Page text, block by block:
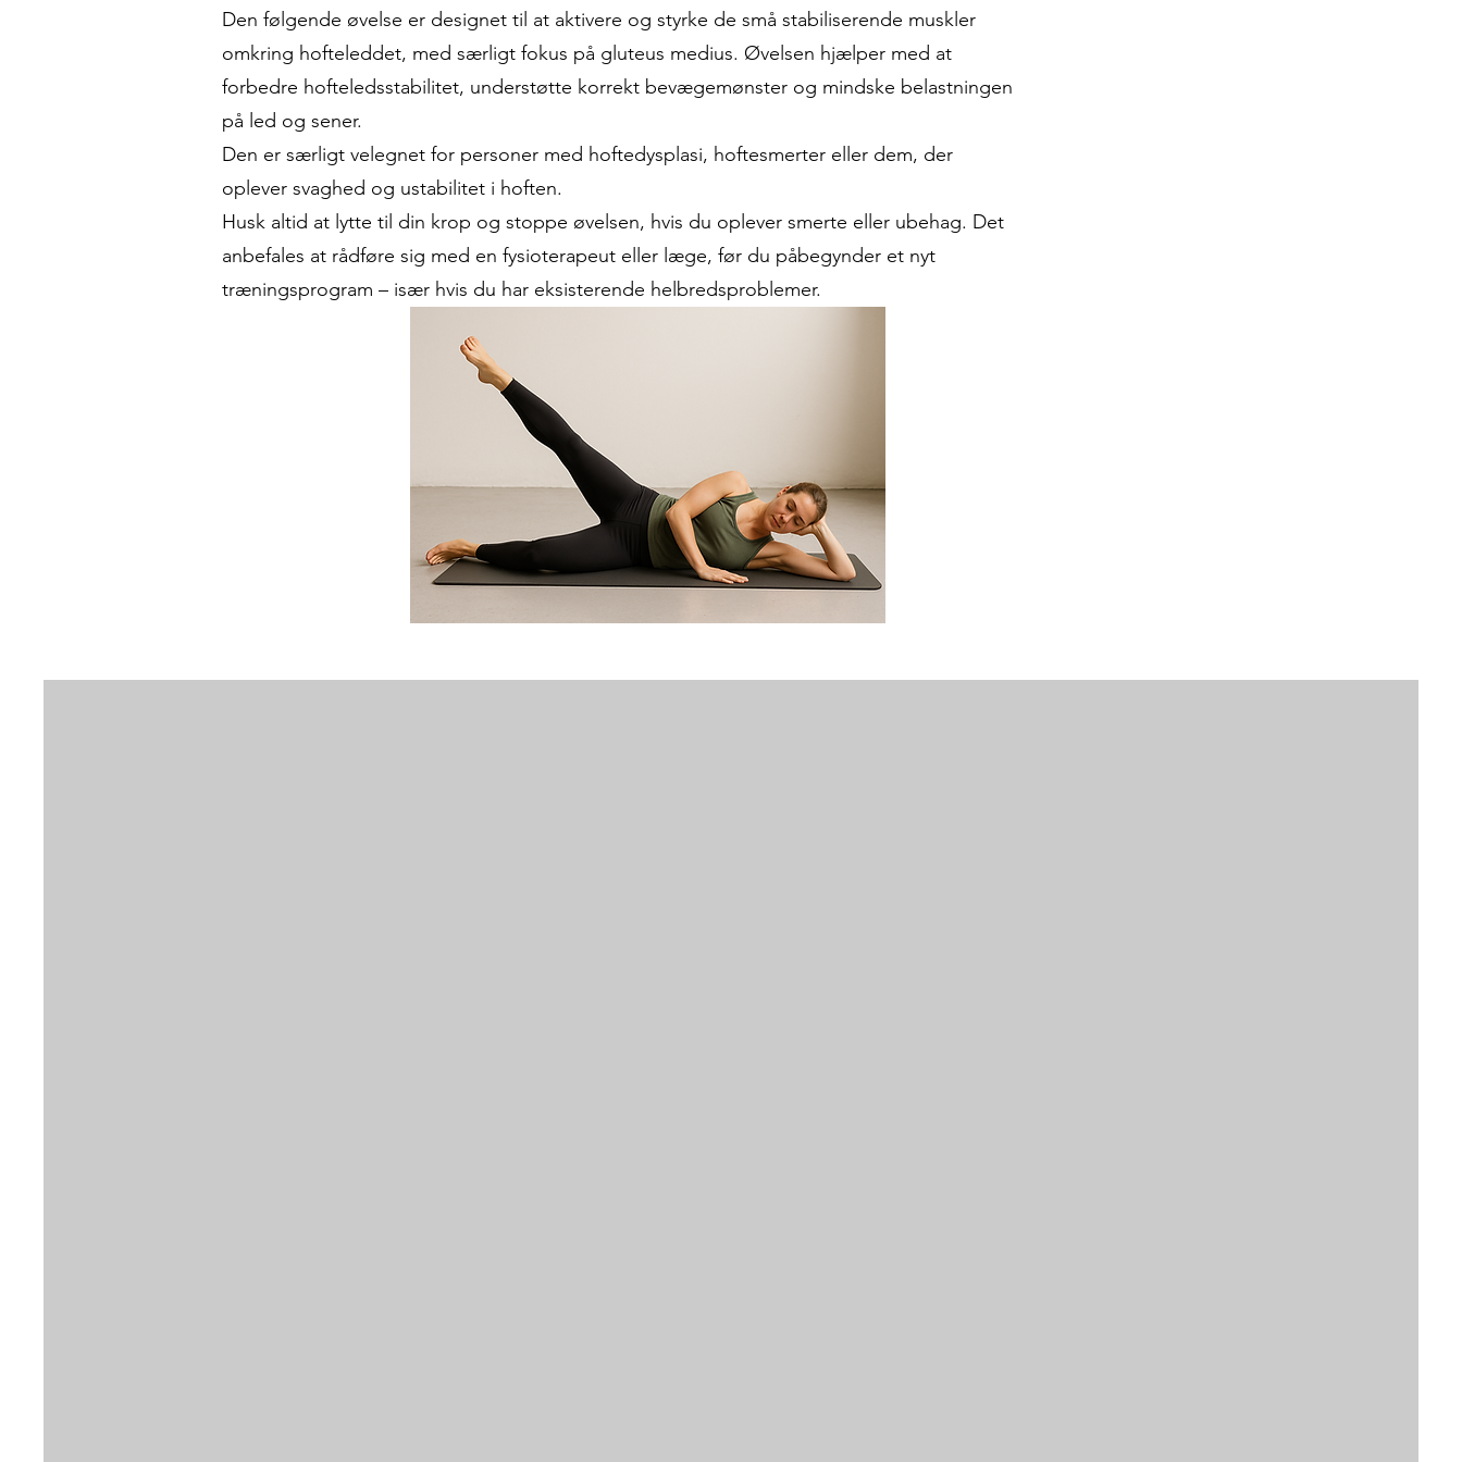
Den følgende øvelse er designet til at aktivere og styrke de små stabiliserende muskler
omkring hofteleddet, med særligt fokus på gluteus medius. Øvelsen hjælper med at
forbedre hofteledsstabilitet, understøtte korrekt bevægemønster og mindske belastningen
på led og sener.
Den er særligt velegnet for personer med hoftedysplasi, hoftesmerter eller dem, der
oplever svaghed og ustabilitet i hoften.
Husk altid at lytte til din krop og stoppe øvelsen, hvis du oplever smerte eller ubehag. Det
anbefales at rådføre sig med en fysioterapeut eller læge, før du påbegynder et nyt
træningsprogram – især hvis du har eksisterende helbredsproblemer.